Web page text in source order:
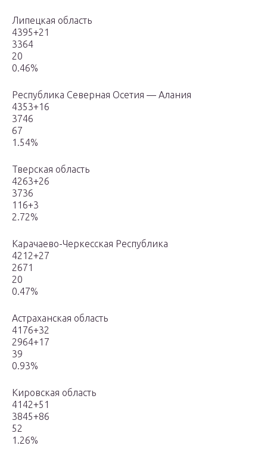
Липецкая область
4395+21
3364
20
0.46%
Республика Северная Осетия — Алания
4353+16
3746
67
1.54%
Тверская область
4263+26
3736
116+3
2.72%
Карачаево-Черкесская Республика
4212+27
2671
20
0.47%
Астраханская область
4176+32
2964+17
39
0.93%
Кировская область
4142+51
3845+86
52
1.26%